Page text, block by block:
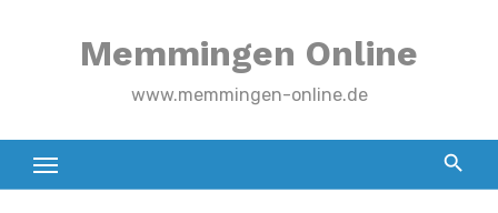
Memmingen Online
www.memmingen-online.de